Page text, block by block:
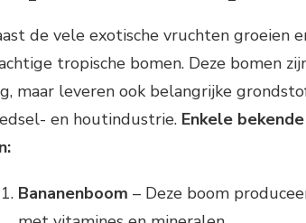
de vele exotische vruchten groeien
tropische bomen. Deze bomen
maar leveren ook belangrijke
en houtindustrie. Enkele
Bananenboom – Deze boom